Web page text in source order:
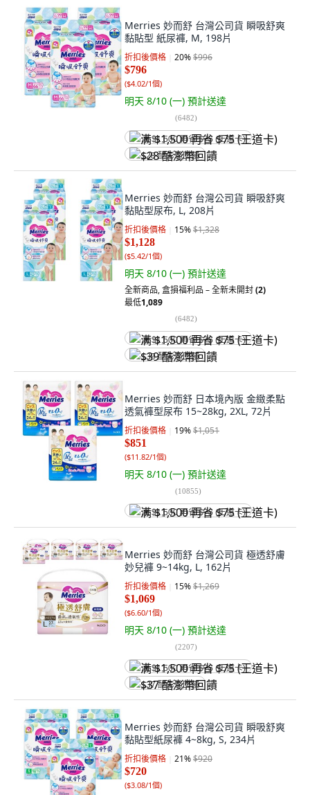
Merries 妙而舒 台灣公司貨 瞬吸舒爽
黏貼型 紙尿褲, M, 198片
折扣後價格 20%$996
$796
($4.02/1個)
明天 8/10 (一) 預計送達
(6482)
满 $1,500 再省 $75 (王道卡)
$28 酷澎幣回饋
Merries 妙而舒 台灣公司貨 瞬吸舒爽
黏貼型尿布, L, 208片
折扣後價格 15%$1,328
$1,128
($5.42/1個)
明天 8/10 (一) 預計送達
全新商品,盒損福利品 – 全新未開封(2)
最低1,089
(6482)
满 $1,500 再省 $75 (王道卡)
$39 酷澎幣回饋
Merries 妙而舒 日本境內版 金緻柔點
透氣褲型尿布 15~28kg, 2XL, 72片
折扣後價格 19%$1,051
$851
($11.82/1個)
明天 8/10 (一) 預計送達
(10855)
满 $1,500 再省 $75 (王道卡)
Merries 妙而舒 台灣公司貨 極透舒膚
妙兒褲 9~14kg, L, 162片
折扣後價格 15%$1,269
$1,069
($6.60/1個)
明天 8/10 (一) 預計送達
(2207)
满 $1,500 再省 $75 (王道卡)
$37 酷澎幣回饋
Merries 妙而舒 台灣公司貨 瞬吸舒爽
黏貼型紙尿褲 4~8kg, S, 234片
折扣後價格 21%$920
$720
($3.08/1個)